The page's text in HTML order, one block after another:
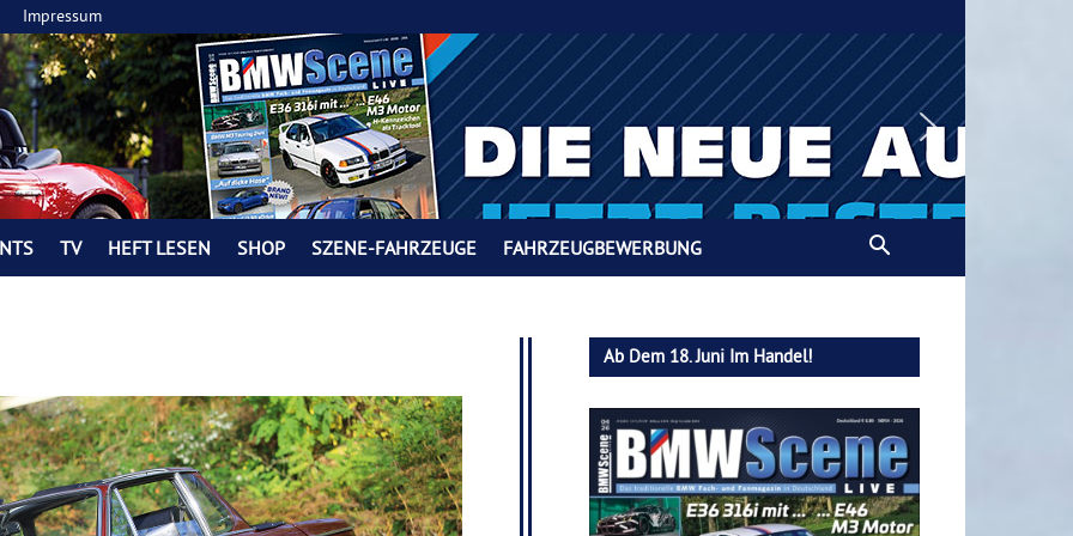
Impressum
TV HEFT LESEN SHOP SZENE-FAHRZEUGE FAHRZEUGBEWERBUNG
Ab Dem 18. Juni Im Handel!